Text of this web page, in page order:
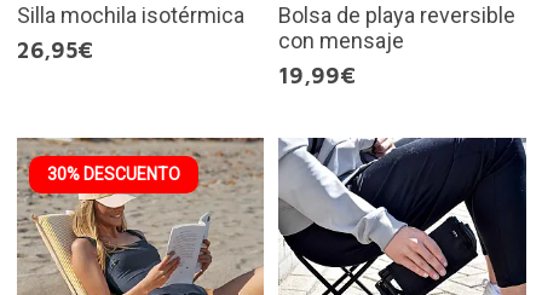
Silla mochila isotérmica
26,95€
Bolsa de playa reversible
con mensaje
19,99€
30% DESCUENTO